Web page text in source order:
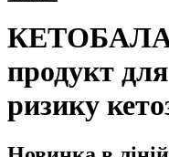
продукт
ризику